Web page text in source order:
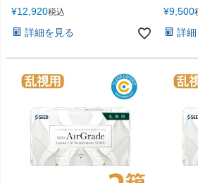
¥12,920税込
詳細を見る
¥9,500
詳